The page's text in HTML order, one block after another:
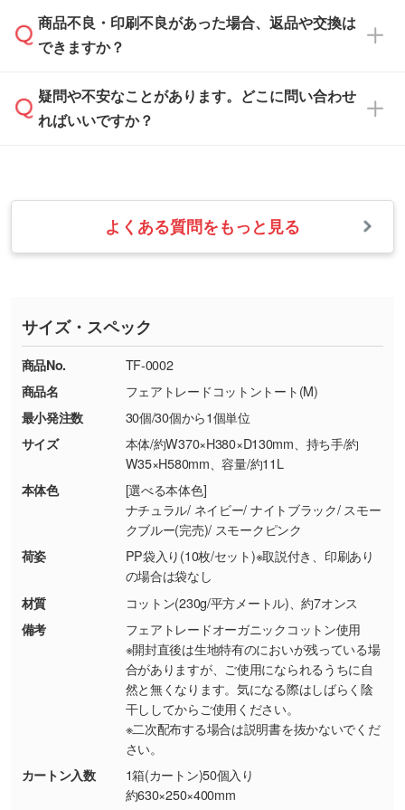
しい
解像度の低い画像や、手書きのイラスト、写真
などを、印刷に適したベクターデータに変換し
・フルカラーデータを1色に変換してほしい
・1色印刷でグラデーションや濃淡を表現した
い
す。→詳しく見る
・コーポレートカラーを使って印刷したい／印
刷色にこだわりがある
DIC・PANTONEなどのカラーチップの指定や、
現物支給による色指定も承っております。→詳
・背景がある画像からキャラクター部分だけを
使いたいです
シンプルな背景のデータや、使いたいキャラク
ター部分の輪郭がはっきりしているデータは切
り抜き処理が可能です。→詳しく見る
・持っているデータの背景が足りない／塗り足
しの作り方が分からない
印刷したいデータが印刷範囲よりも小さい場
合、シンプルな色・柄の背景であれば拡張が可
詳しく見る
・デザインにQRコードを入れたい／QRコード
を生成してほしい
本体色がブラック、ネイビーなど濃色の場合は
白色か淡い色の印刷色をおすすめしておりま
す。
本体色がナチュラルなど淡色の場合、印刷をく
っきりと目立たせたいときは濃い印刷色が、柔
らかい雰囲気にしたいときは淡い印刷色が映え
また、お選びいただいた印刷色が本体色に合わ
ない場合や仕上がりに影響しそうな場合は、ス
タッフから別の色をご案内することもございま
営業日は平日の10:00～18:00で、土日祝日はお
休みとなります。注文・見積・お問い合わせ
速やかに対応いたします。
商品不良・印刷不良があった場合、返品や交換は
できますか？
お手数をお掛けいたしますが、至急担当スタッ
フまでご連絡ください。商品の状況を確認し、
・お届け時に商品が損傷・故障している場合
・ご注文と異なる商品が届いた場合
・印刷不良があった場合
※詳しくは「商品の良品基準について
ください。
【返品・交換ができない場合】
・お客様の元で商品を加工された場合、または
商品が破損した場合
・商品到着後7日以上経過している場合
・お客様のご都合による返品・交換依頼(商
品・色・数量などの注文間違い等)
疑問や不安なことがあります。どこに問い合わせ
ればいいですか？
業日以内に担当スタッフよりメールにてご連絡
いたします。
お急ぎの場合はお電話でのご質問も受け付けて
TEL：0422-29-9911 営業時間10:00～
18:00(土日祝日除く)
お問い合わせフォームはこちら
よくある質問をもっと見る
サイズ・スペック
商品No.
TF-0002
商品名
フェアトレードコットントート(M)
最小発注数
30個/30個から1個単位
サイズ
本体/約W370×H380×D130mm、持ち手/約
W35×H580mm、容量/約11L
本体色
[選べる本体色]
ナチュラル/ ネイビー/ ナイトブラック/ スモー
クブルー(完売)/ スモークピンク
荷姿
PP袋入り(10枚/セット)※取説付き、印刷あり
の場合は袋なし
材質
コットン(230g/平方メートル)、約7オンス
備考
フェアトレードオーガニックコットン使用
※開封直後は生地特有のにおいが残っている場
合がありますが、ご使用になられるうちに自
然と無くなります。気になる際はしばらく陰
干ししてからご使用ください。
※二次配布する場合は説明書を抜かないでくだ
さい。
カートン入数
1箱(カートン)50個入り
約630×250×400mm